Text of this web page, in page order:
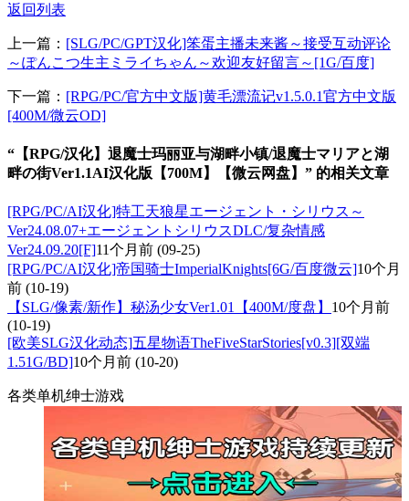
返回列表
上一篇： [SLG/PC/GPT汉化]笨蛋主播未来酱～接受互动评论
～ぽんこつ生主ミライちゃん～欢迎友好留言～[1G/百度]
下一篇： [RPG/PC/官方中文版]黄毛漂流记v1.5.0.1官方中文版
[400M/微云OD]
“【RPG/汉化】退魔士玛丽亚与湖畔小镇/退魔士マリアと湖
畔の街Ver1.1AI汉化版【700M】【微云网盘】” 的相关文章
[RPG/PC/AI汉化]特工天狼星エージェント・シリウス～
Ver24.08.07+エージェントシリウスDLC/复杂情感
Ver24.09.20[F]11个月前 (09-25)
[RPG/PC/AI汉化]帝国骑士ImperialKnights[6G/百度微云]10个月
前 (10-19)
【SLG/像素/新作】秘汤少女Ver1.01【400M/度盘】 10个月前
(10-19)
[欧美SLG汉化动态]五星物语TheFiveStarStories[v0.3][双端
1.51G/BD]10个月前 (10-20)
各类单机绅士游戏